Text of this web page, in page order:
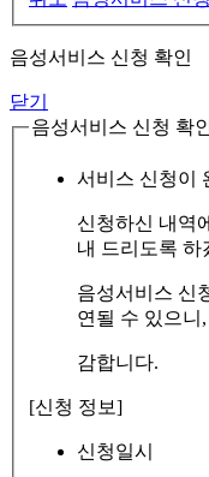
음성서비스 신청 확인
닫기
음성서비스 신청 확
서비스 신청이
신청하신 내역
내 드리도록 하
음성서비스 신
연될 수 있으니
감합니다.
[신청 정보]
신청일시